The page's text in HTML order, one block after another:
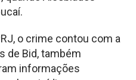
o crime contou com a
de Bid, também
informações